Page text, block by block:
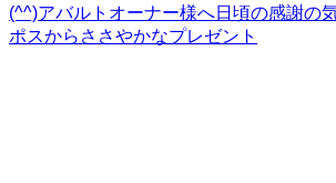
(^^)アバルトオーナー様へ日頃の感謝の
ポスからささやかなプレゼント